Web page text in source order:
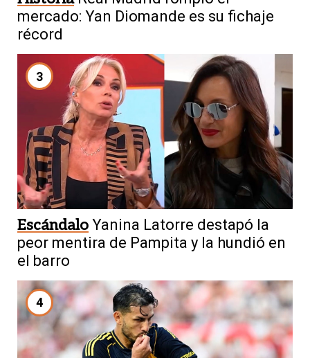
mercado: Yan Diomande es su fichaje
récord
3
Escándalo Yanina Latorre destapó la
peor mentira de Pampita y la hundió en
el barro
4